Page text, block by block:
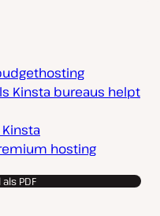
Kinsta bureaus helpt
hosting
PDF